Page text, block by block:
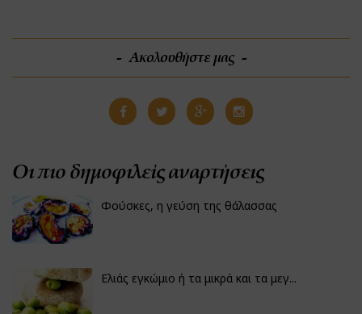
Ακολουθήστε μας
Οι πιο δημοφιλείς αναρτήσεις
Φούσκες, η γεύση της θάλασσας
Ελιάς εγκώμιο ή τα μικρά και τα μεγ...